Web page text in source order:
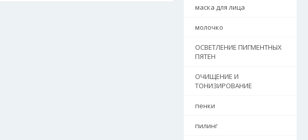
маска для лица
молочко
ОСВЕТЛЕНИЕ ПИГМЕНТНЫХ
ПЯТЕН
ОЧИЩЕНИЕ И
ТОНИЗИРОВАНИЕ
пенки
пилинг